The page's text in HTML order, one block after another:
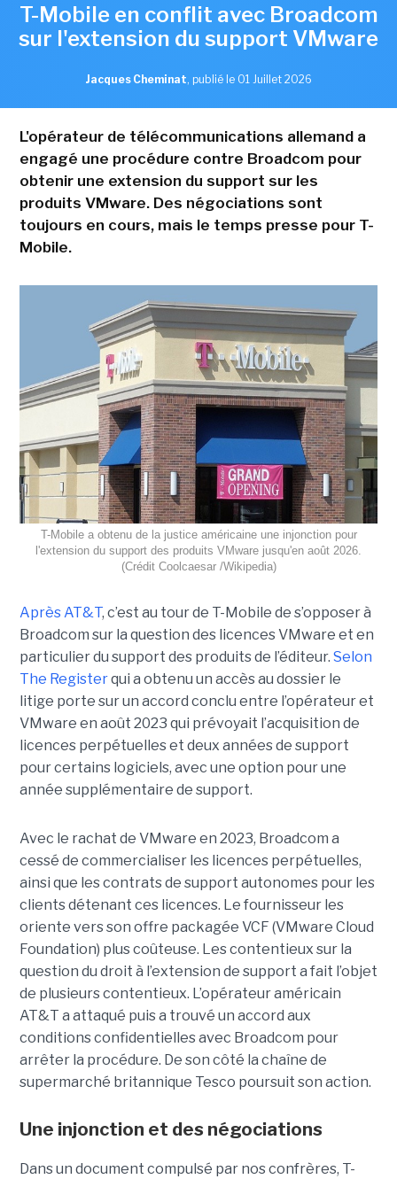
T-Mobile en conflit avec Broadcom
sur l'extension du support VMware
Jacques Cheminat, publié le 01 Juillet 2026
L'opérateur de télécommunications allemand a
engagé une procédure contre Broadcom pour
obtenir une extension du support sur les
produits VMware. Des négociations sont
toujours en cours, mais le temps presse pour T-
Mobile.
T-Mobile a obtenu de la justice américaine une injonction pour
l'extension du support des produits VMware jusqu'en août 2026.
(Crédit Coolcaesar /Wikipedia)
Après AT&T, c’est au tour de T-Mobile de s’opposer à
Broadcom sur la question des licences VMware et en
particulier du support des produits de l’éditeur. Selon
The Registerqui a obtenu un accès au dossier le
litige porte sur un accord conclu entre l’opérateur et
VMware en août 2023 qui prévoyait l’acquisition de
licences perpétuelles et deux années de support
pour certains logiciels, avec une option pour une
année supplémentaire de support.
Avec le rachat de VMware en 2023, Broadcom a
cessé de commercialiser les licences perpétuelles,
ainsi que les contrats de support autonomes pour les
clients détenant ces licences. Le fournisseur les
oriente vers son offre packagée VCF (VMware Cloud
Foundation) plus coûteuse. Les contentieux sur la
question du droit à l’extension de support a fait l’objet
de plusieurs contentieux. L’opérateur américain
AT&T a attaqué puis a trouvé un accord aux
conditions confidentielles avec Broadcom pour
arrêter la procédure. De son côté la chaîne de
supermarché britannique Tesco poursuit son action.
Une injonction et des négociations
Dans un document compulsé par nos confrères, T-